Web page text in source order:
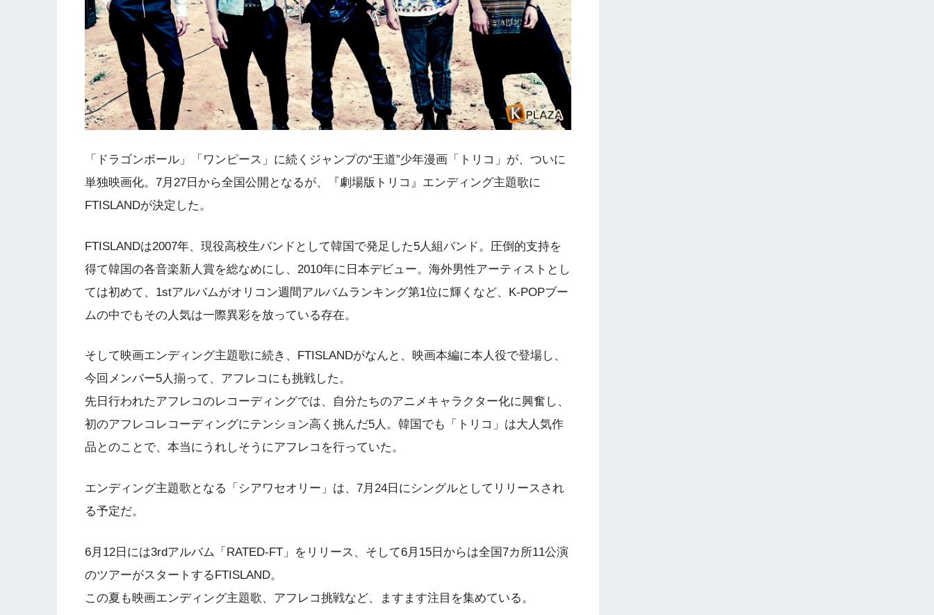
「ドラゴンボール」「ワンピース」に続くジャンプの“王道”少年漫画「トリコ」が、ついに
単独映画化。7月27日から全国公開となるが、『劇場版トリコ』エンディング主題歌に
FTISLANDが決定した。
FTISLANDは2007年、現役高校生バンドとして韓国で発足した5人組バンド。圧倒的支持を
得て韓国の各音楽新人賞を総なめにし、2010年に日本デビュー。海外男性アーティストとし
ては初めて、1stアルバムがオリコン週間アルバムランキング第1位に輝くなど、K-POPブー
ムの中でもその人気は一際異彩を放っている存在。
そして映画エンディング主題歌に続き、FTISLANDがなんと、映画本編に本人役で登場し、
今回メンバー5人揃って、アフレコにも挑戦した。
先日行われたアフレコのレコーディングでは、自分たちのアニメキャラクター化に興奮し、
初のアフレコレコーディングにテンション高く挑んだ5人。韓国でも「トリコ」は大人気作
品とのことで、本当にうれしそうにアフレコを行っていた。
エンディング主題歌となる「シアワセオリー」は、7月24日にシングルとしてリリースされ
る予定だ。
6月12日には3rdアルバム「RATED-FT」をリリース、そして6月15日からは全国7カ所11公演
のツアーがスタートするFTISLAND。
この夏も映画エンディング主題歌、アフレコ挑戦など、ますます注目を集めている。